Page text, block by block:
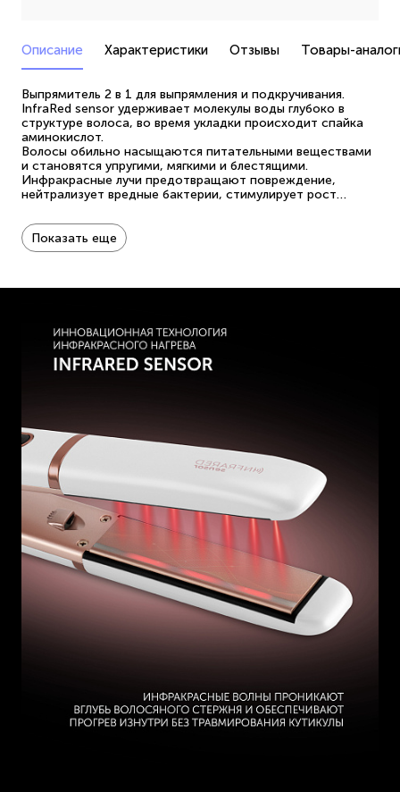
Описание Характеристики Отзывы Товары-
Выпрямитель 2 в 1 для выпрямления и подкручивания.
InfraRed sensor удерживает молекулы воды глубоко в
структуре волоса, во время укладки происходит спайка
аминокислот.
Волосы обильно насыщаются питательными веществами
и становятся упругими, мягкими и блестящими.
Инфракрасные лучи предотвращают повреждение,
нейтрализует вредные бактерии, стимулирует рост
После укладки повышается прочность и эластичность
каждого волоса.
Размер пластин 25*100 мм.
Быстрый нагрев 15 сек (до 150⁰С)
Блокировка рабочей температуры.
Фиксация корпуса в закрытом положении.
Показать еще